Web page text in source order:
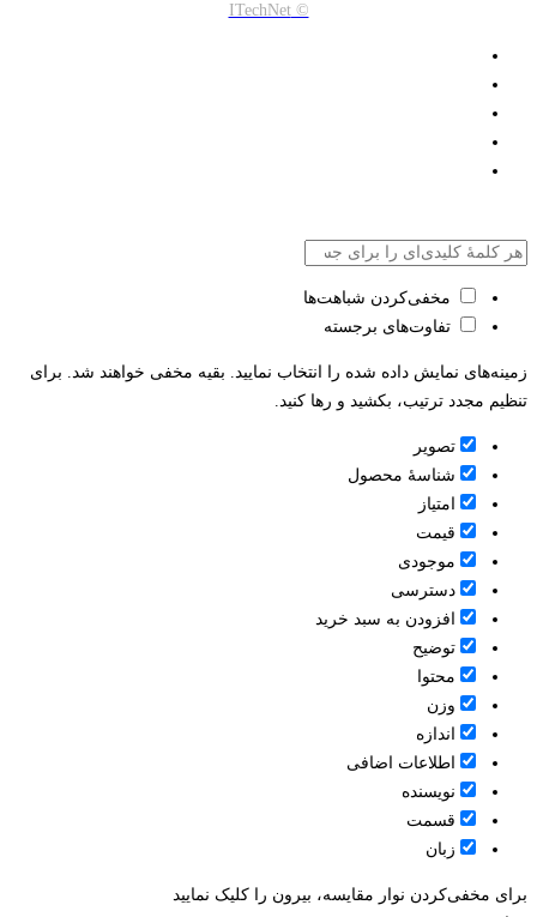
© ITechNet
مخفی‌کردن شباهت‌ها
تفاوت‌های برجسته
زمینه‌های نمایش داده شده را انتخاب نمایید. بقیه مخفی خواهند شد. برای
تنظیم مجدد ترتیب، بکشید و رها کنید.
تصویر
شناسۀ محصول
امتیاز
قيمت
موجودی
دسترسی
افزودن به سبد خرید
توضیح
محتوا
وزن
اندازه
اطلاعات اضافی
نویسنده
قسمت
زبان
برای مخفی‌کردن نوار مقایسه، بیرون را کلیک نمایید